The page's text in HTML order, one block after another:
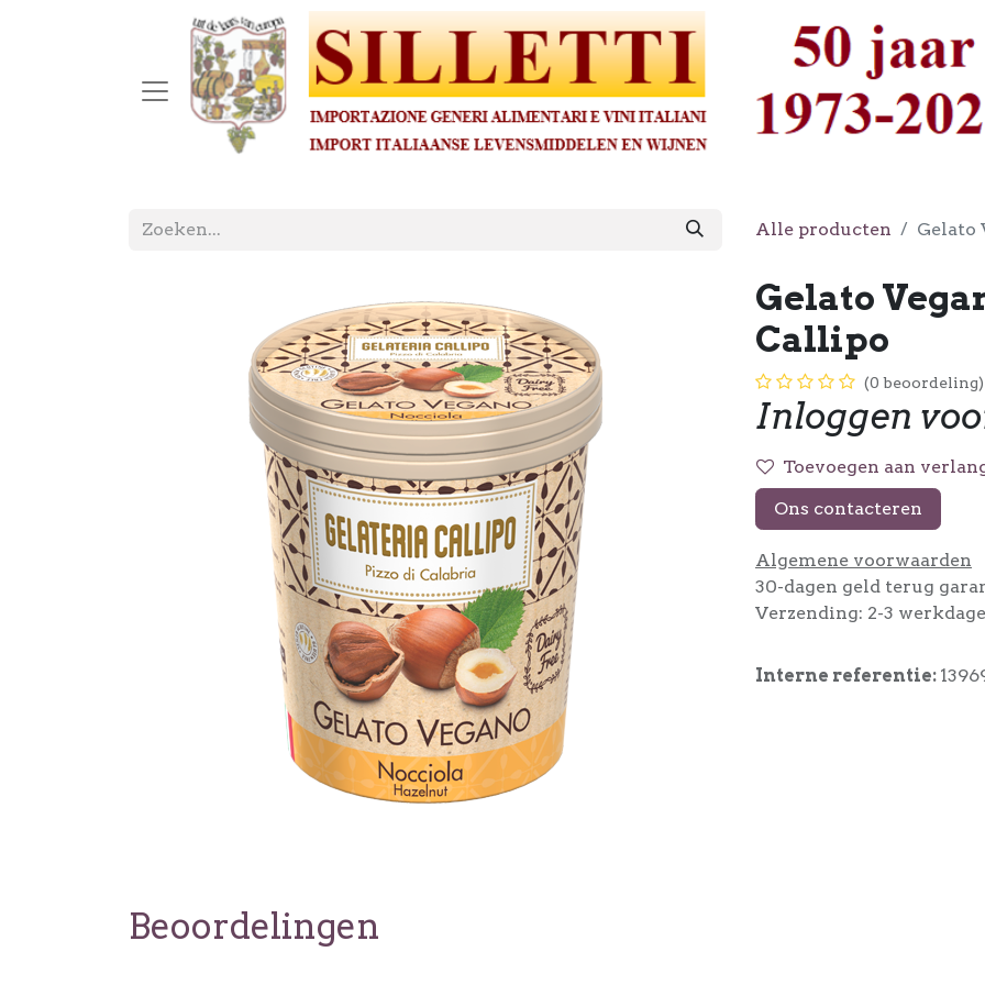
Alle producten Gelato
Gelato
Callipo
(0 beoordeling)
Inloggen
Toevoegen aan
Ons contacteren
Algemene voorwaarden
30-dagen geld terug
Verzending: 2-3
Interne referentie:
Beoordelingen